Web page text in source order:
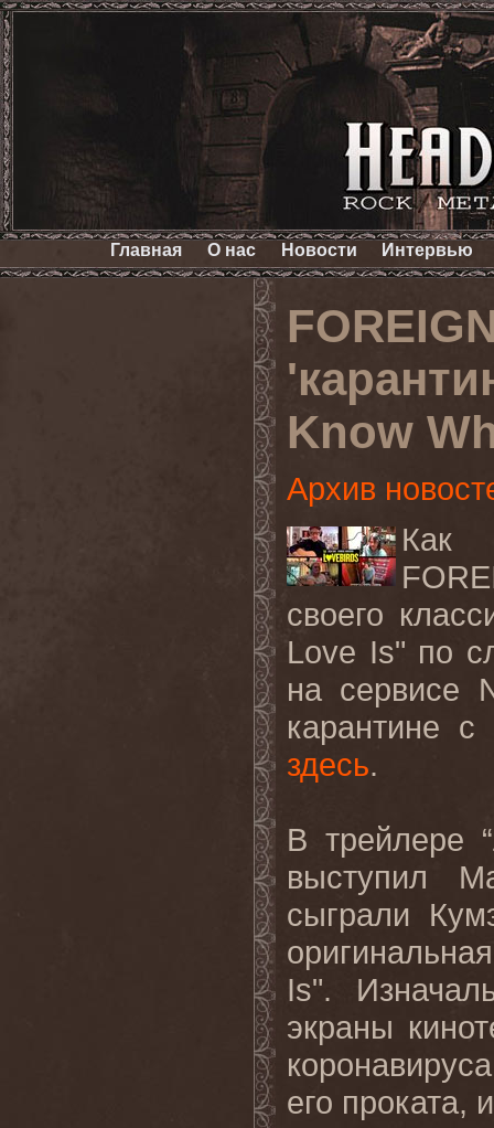
Главная О нас Новости Интервью
Know
Архив
своего
Love Is" по
на сервисе
карантине
здесь.
В трейлере
выступил
сыграли
Is".
экраны
его проката,